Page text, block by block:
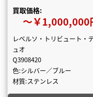
買取価格:
〜￥1,000,000
レベルソ・トリビュート・
ュオ
Q3908420
色:シルバー／ブルー
材質:ステンレス